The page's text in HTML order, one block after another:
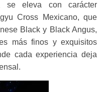
se eleva con carácter
Cross Mexicano, que
Black y Black Angus,
más finos y exquisitos
cada experiencia deja